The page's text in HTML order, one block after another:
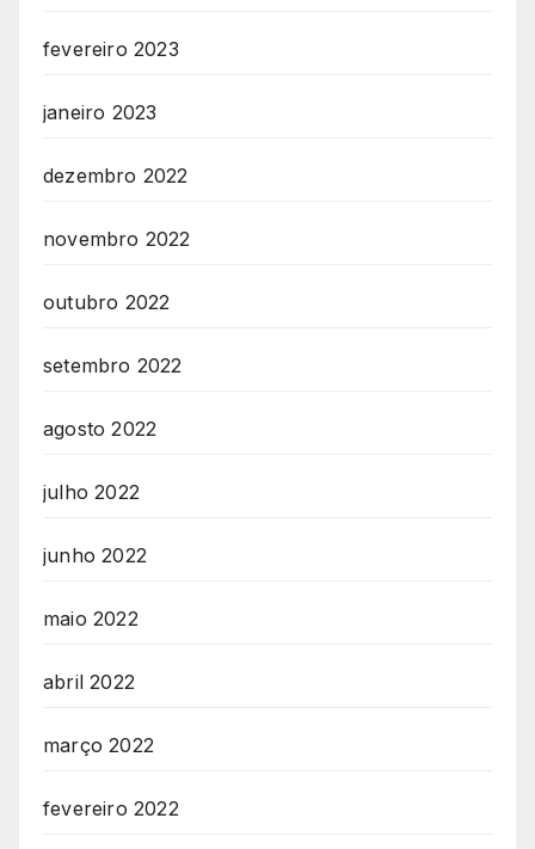
fevereiro 2023
janeiro 2023
dezembro 2022
novembro 2022
outubro 2022
setembro 2022
agosto 2022
julho 2022
junho 2022
maio 2022
abril 2022
março 2022
fevereiro 2022